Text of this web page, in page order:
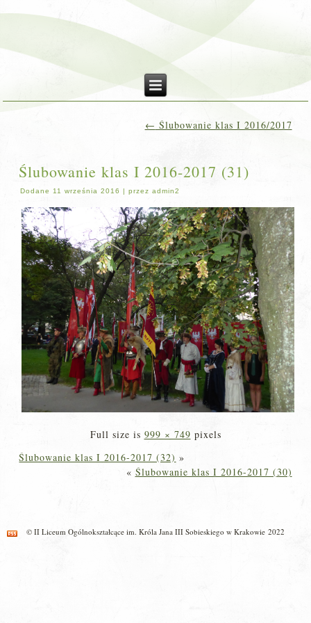
← Ślubowanie klas I 2016/2017
Ślubowanie klas I 2016-2017 (31)
Dodane 11 września 2016 |przez admin2
Full size is 999 × 749 pixels
Ślubowanie klas I 2016-2017 (32) »
« Ślubowanie klas I 2016-2017 (30)
© II Liceum Ogólnokształcące im. Króla Jana III Sobieskiego w Krakowie 2022